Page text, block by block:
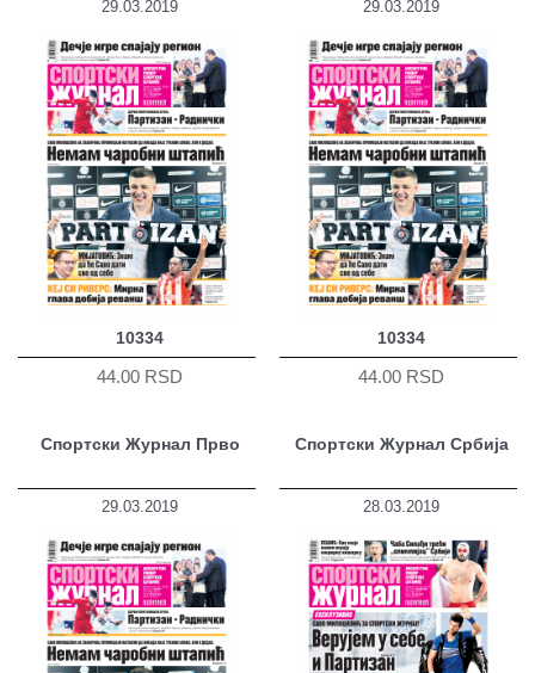
29.03.2019
10334
44.00 RSD
29.03.2019
10334
44.00 RSD
Спортски Журнал Прво
29.03.2019
Спортски Журнал Србија
28.03.2019